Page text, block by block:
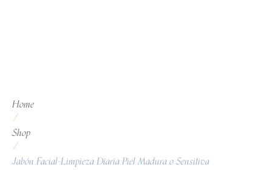
Home
/
Shop
/
Jabón Facial-Limpieza Diaria Piel Madura o Sensitiva